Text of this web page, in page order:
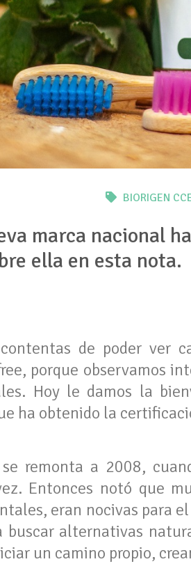
BIORIGEN
marca nacional
ella en esta nota.
de poder ver
porque observamos
Hoy le damos la
ha obtenido la
remonta a 2008,
Entonces notó que
eran nocivas para
buscar alternativas
un camino propio,